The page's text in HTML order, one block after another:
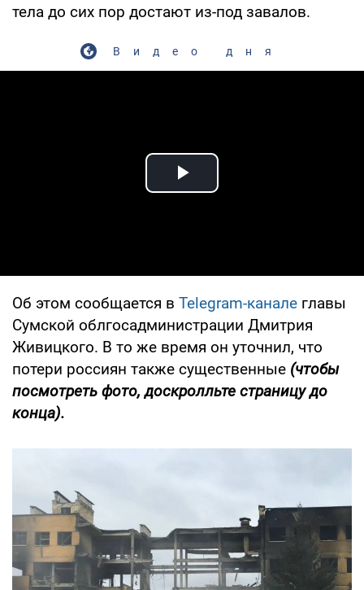
тела до сих пор достают из-под завалов.
Видео дня
Play Video
Об этом сообщается в Telegram-канале главы
Сумской облгосадминистрации Дмитрия
Живицкого. В то же время он уточнил, что
потери россиян также существенные (чтобы
посмотреть фото, доскролльте страницу до
конца).